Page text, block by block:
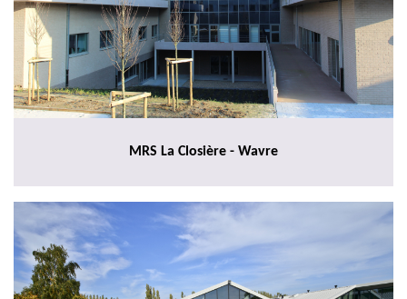
MRS La Closière - Wavre